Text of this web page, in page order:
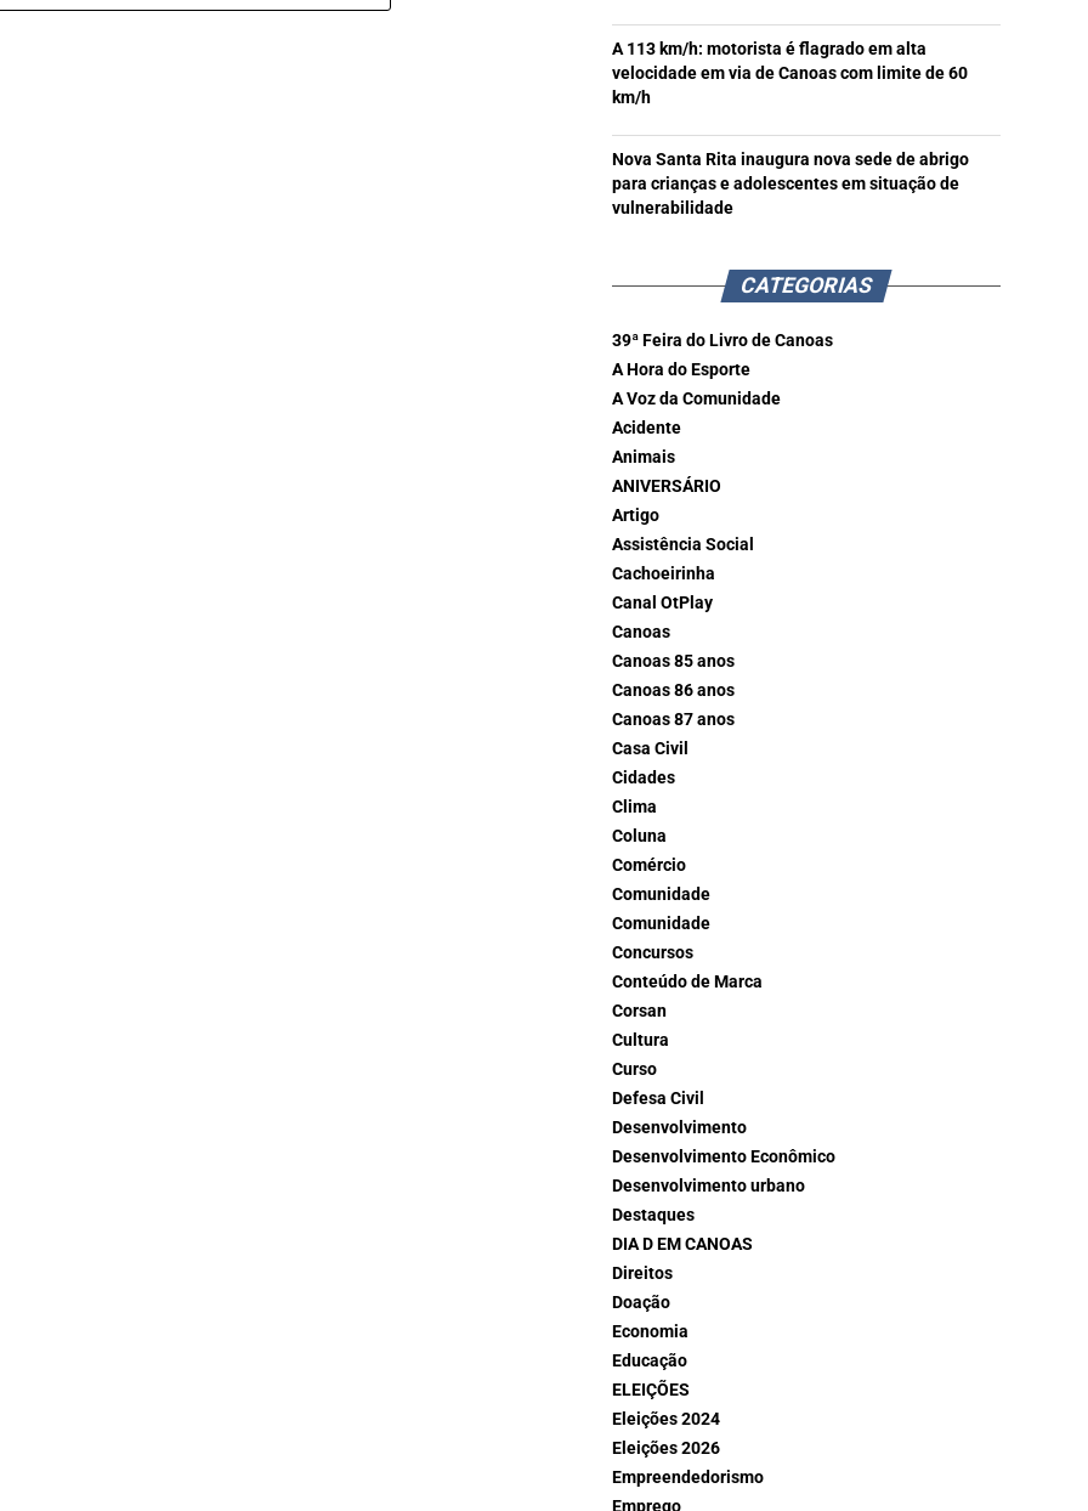
A 113 km/h: motorista é flagrado em alta
velocidade em via de Canoas com limite de 60
km/h
Nova Santa Rita inaugura nova sede de abrigo
para crianças e adolescentes em situação de
vulnerabilidade
CATEGORIAS
39ª Feira do Livro de Canoas
A Hora do Esporte
A Voz da Comunidade
Acidente
Animais
ANIVERSÁRIO
Artigo
Assistência Social
Cachoeirinha
Canal OtPlay
Canoas
Canoas 85 anos
Canoas 86 anos
Canoas 87 anos
Casa Civil
Cidades
Clima
Coluna
Comércio
Comunidade
Comunidade
Concursos
Conteúdo de Marca
Corsan
Cultura
Curso
Defesa Civil
Desenvolvimento
Desenvolvimento Econômico
Desenvolvimento urbano
Destaques
DIA D EM CANOAS
Direitos
Doação
Economia
Educação
ELEIÇÕES
Eleições 2024
Eleições 2026
Empreendedorismo
Emprego